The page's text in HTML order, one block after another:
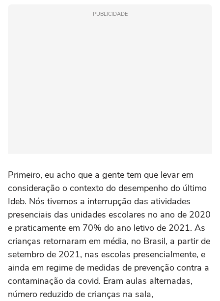
PUBLICIDADE
Primeiro, eu acho que a gente tem que levar em
consideração o contexto do desempenho do último
Ideb. Nós tivemos a interrupção das atividades
presenciais das unidades escolares no ano de 2020
e praticamente em 70% do ano letivo de 2021. As
crianças retornaram em média, no Brasil, a partir de
setembro de 2021, nas escolas presencialmente, e
ainda em regime de medidas de prevenção contra a
contaminação da covid. Eram aulas alternadas,
número reduzido de crianças na sala,